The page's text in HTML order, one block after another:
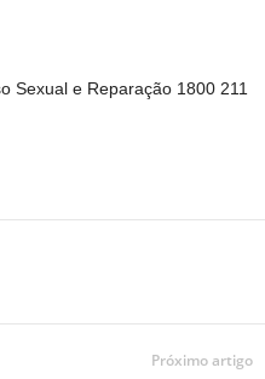
Sexual e Reparação 1800 211
Próximo artigo